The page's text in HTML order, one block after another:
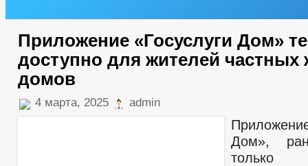
Приложение «Госуслуги Дом»
доступно для жителей
домов
4 марта, 2025 admin
Дом»,
только